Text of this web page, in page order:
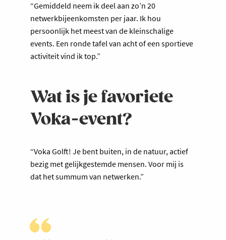
“Gemiddeld neem ik deel aan zo’n 20
netwerkbijeenkomsten per jaar. Ik hou
persoonlijk het meest van de kleinschalige
events. Een ronde tafel van acht of een sportieve
activiteit vind ik top.”
Wat is je favoriete
Voka-event?
“Voka Golft! Je bent buiten, in de natuur, actief
bezig met gelijkgestemde mensen. Voor mij is
dat het summum van netwerken.”